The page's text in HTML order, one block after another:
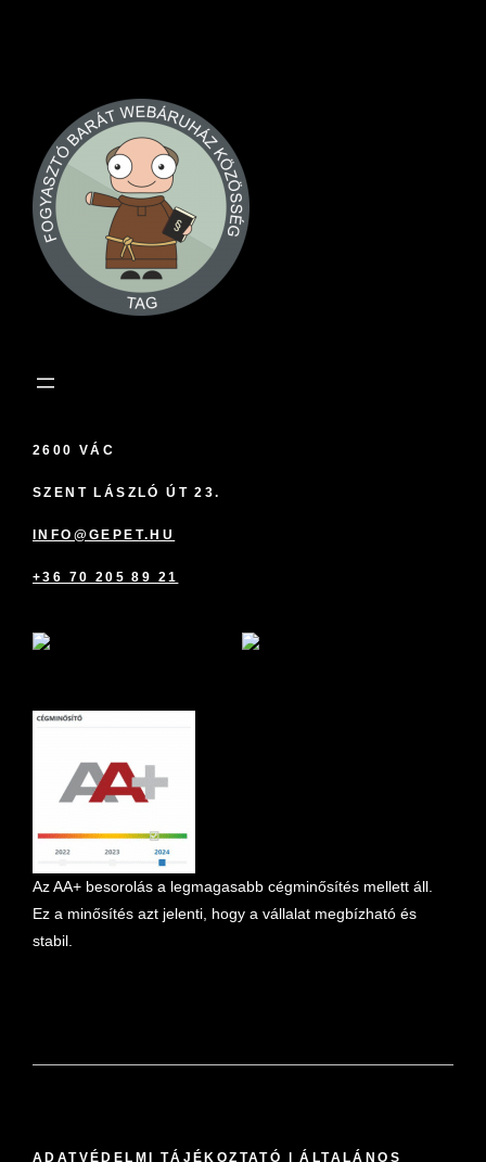
2600 VÁC
SZENT LÁSZLÓ ÚT 23.
INFO@GEPET.HU
+36 70 205 89 21
Az AA+ besorolás a legmagasabb cégminősítés mellett áll.
Ez a minősítés azt jelenti, hogy a vállalat megbízható és
stabil.
ADATVÉDELMI TÁJÉKOZTATÓ |ÁLTALÁNOS